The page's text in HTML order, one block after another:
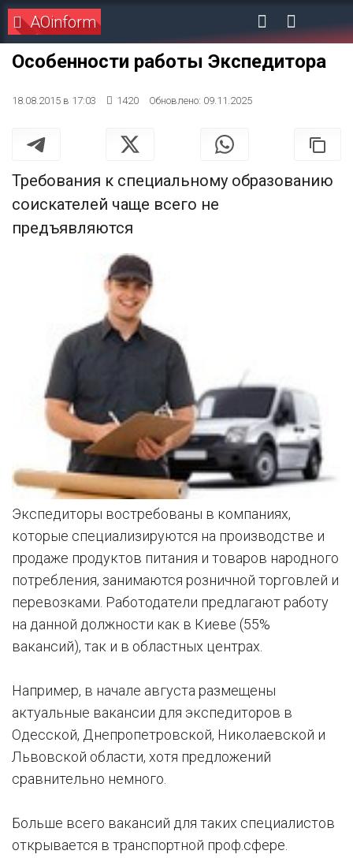
AOinform
Особенности работы Экспедитора
18.08.2015 в 17:03 1420 Обновлено: 09.11.2025
Требования к специальному образованию
соискателей чаще всего не
предъявляются
Экспедиторы востребованы в компаниях,
которые специализируются на производстве и
продаже продуктов питания и товаров народного
потребления, занимаются розничной торговлей и
перевозками. Работодатели предлагают работу
на данной должности как в Киеве (55%
вакансий), так и в областных центрах.
Например, в начале августа размещены
актуальные вакансии для экспедиторов в
Одесской, Днепропетровской, Николаевской и
Львовской области, хотя предложений
сравнительно немного.
Больше всего вакансий для таких специалистов
открывается в транспортной проф.сфере.